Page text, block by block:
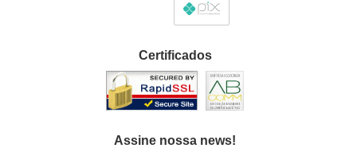
Certificados
Assine nossa news!